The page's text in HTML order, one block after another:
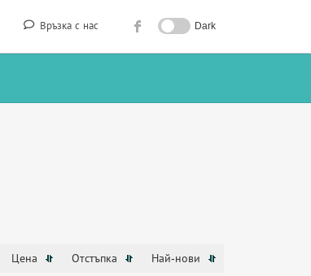
Връзка с нас Dark
Цена Отстъпка Най-нови